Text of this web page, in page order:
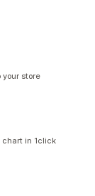
your store
chart in 1click